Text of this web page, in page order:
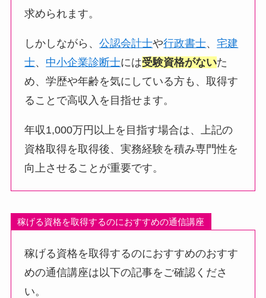
求められます。
しかしながら、公認会計士や行政書士、宅建
士、 中小企業診断士には受験資格がないた
め、学歴や年齢を気にしている方も、取得す
ることで高収入を目指せます。
年収1,000万円以上を目指す場合は、上記の
資格取得を取得後、実務経験を積み専門性を
向上させることが重要です。
稼げる資格を取得するのにおすすめの通信講座
稼げる資格を取得するのにおすすめのおすす
めの通信講座は以下の記事をご確認くださ
い。